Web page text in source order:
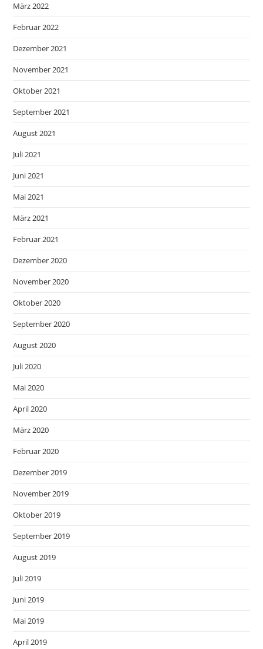
März 2022
Februar 2022
Dezember 2021
November 2021
Oktober 2021
September 2021
August 2021
Juli 2021
Juni 2021
Mai 2021
März 2021
Februar 2021
Dezember 2020
November 2020
Oktober 2020
September 2020
August 2020
Juli 2020
Mai 2020
April 2020
März 2020
Februar 2020
Dezember 2019
November 2019
Oktober 2019
September 2019
August 2019
Juli 2019
Juni 2019
Mai 2019
April 2019